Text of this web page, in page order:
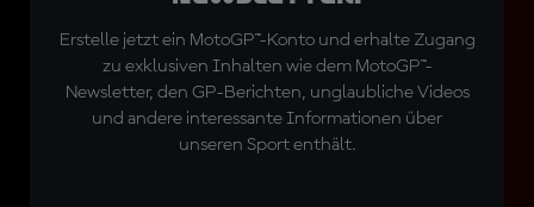
Erstelle jetzt ein MotoGP™-Konto und erhalte Zugang
zu exklusiven Inhalten wie dem MotoGP™-
Newsletter, den GP-Berichten, unglaubliche Videos
und andere interessante Informationen über
unseren Sport enthält.